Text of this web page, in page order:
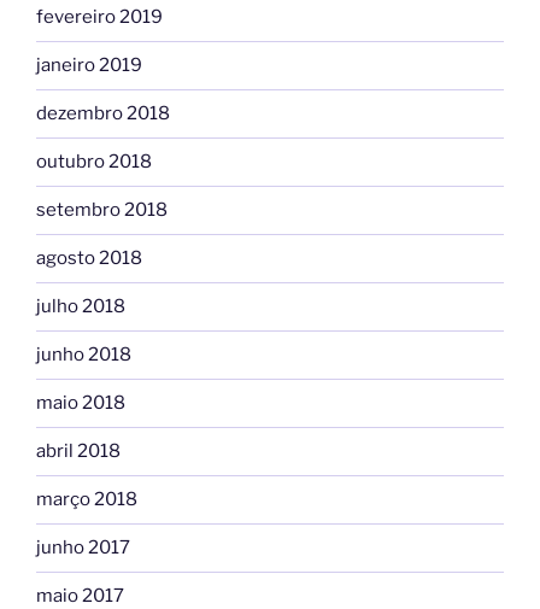
fevereiro 2019
janeiro 2019
dezembro 2018
outubro 2018
setembro 2018
agosto 2018
julho 2018
junho 2018
maio 2018
abril 2018
março 2018
junho 2017
maio 2017